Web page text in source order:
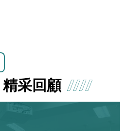
精采回顧